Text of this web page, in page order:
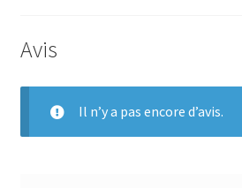
Avis
Il n’y a pas encore d’avis.